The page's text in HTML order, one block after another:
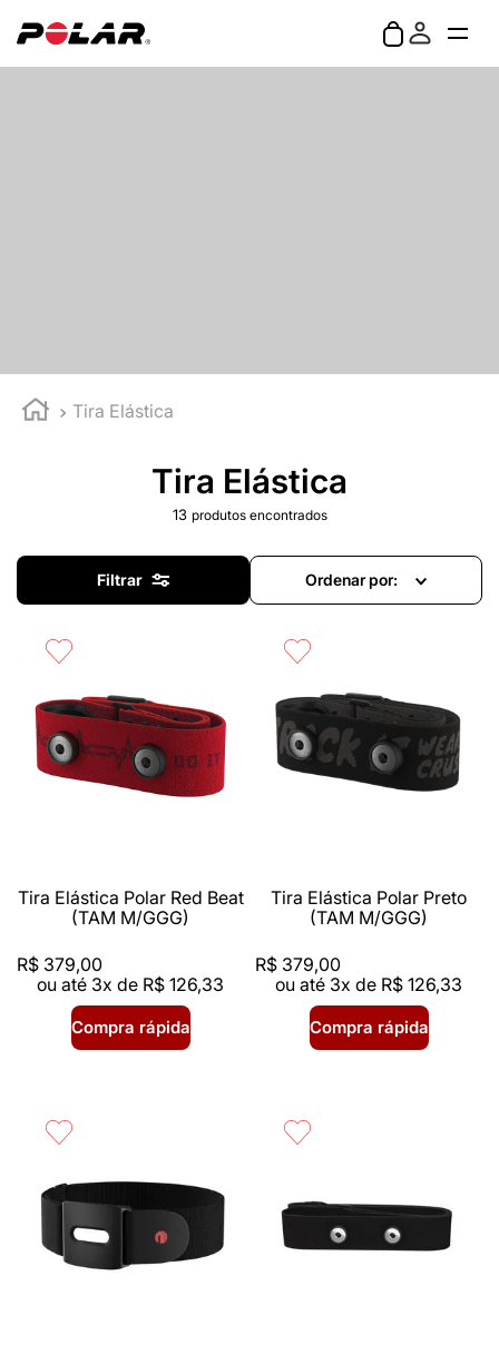
Tira Elástica
Tira Elástica
13 produtos
Filtrar Ordenar por
Tira Elástica Polar Red Beat
(TAM M/GGG)
R$ 379,00
ou até 3x de R$ 126,33
Compra rápida
Tira Elástica Polar Preto
(TAM M/GGG)
R$ 379,00
ou até 3x de R$ 126,33
Compra rápida